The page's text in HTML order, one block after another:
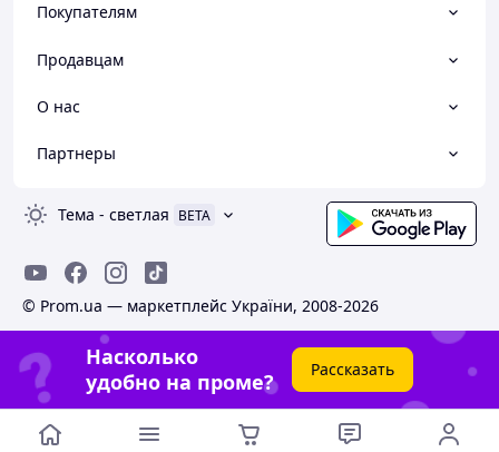
Покупателям
Продавцам
О нас
Партнеры
Тема - светлая BETA
© Prom.ua — маркетплейс України, 2008-2026
Насколько
удобно на проме?
Рассказать